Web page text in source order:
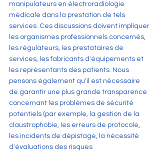
manipulateurs en électroradiologie
médicale dans la prestation de tels
services. Ces discussions doivent impliquer
les organismes professionnels concernés,
les régulateurs, les prestataires de
services, les fabricants d'équipements et
les représentants des patients. Nous
pensons également qu'il est nécessaire
de garantir une plus grande transparence
concernant les problèmes de sécurité
potentiels (par exemple, la gestion de la
claustrophobie, les erreurs de protocole,
les incidents de dépistage, la nécessité
d'évaluations des risques